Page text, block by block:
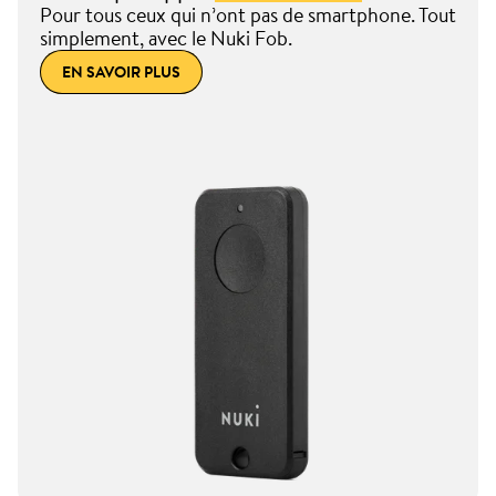
Pour tous ceux qui n’ont pas de smartphone. Tout
simplement, avec le Nuki Fob.
EN SAVOIR PLUS